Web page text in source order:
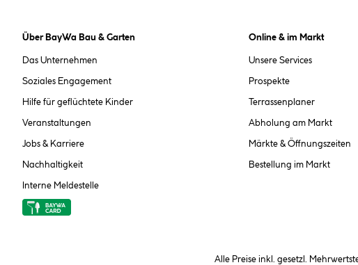
Über BayWa Bau & Garten
Das Unternehmen
Soziales Engagement
Hilfe für geflüchtete Kinder
Veranstaltungen
Jobs & Karriere
Nachhaltigkeit
Interne Meldestelle
Online & im Markt
Unsere Services
Prospekte
Terrassenplaner
Abholung am Markt
Märkte & Öffnungszeiten
Bestellung im Markt
Alle Preise inkl. gesetzl.